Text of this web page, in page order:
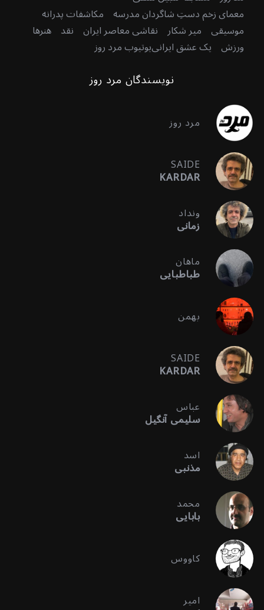
معمای زخم دستِ شاگردان مدرسه مکاشفات پدرانه
موسیقی میر شکار نقاشی معاصر ایران نقد هنرها
ورزش یک عشق ایرانییوتیوب مرد روز
نویسندگان مرد روز
مرد روز
SAIDE
KARDAR
ونداد
زمانی
ماهان
طباطبایی
بهمن
SAIDE
KARDAR
عباس
سلیمی آنگیل
اسد
مذنبی
محمد
بابایی
کاووس
امیر